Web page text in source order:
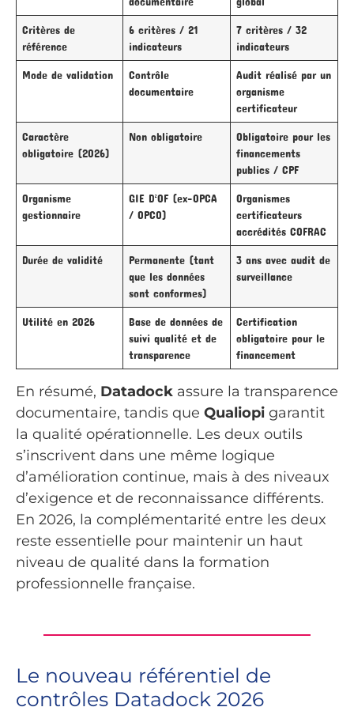
Critères de
référence
6 critères / 21
indicateurs
7 critères / 32
indicateurs
Mode de validation
Contrôle
documentaire
Audit réalisé par un
organisme
certificateur
Caractère
obligatoire (2026)
Non obligatoire
Obligatoire pour les
financements
publics / CPF
Organisme
gestionnaire
GIE D²OF (ex-OPCA
/ OPCO)
Organismes
certificateurs
accrédités COFRAC
Durée de validité
Permanente (tant
que les données
sont conformes)
3 ans avec audit de
surveillance
Utilité en 2026
Base de données de
suivi qualité et de
transparence
Certification
obligatoire pour le
financement
En résumé, Datadock assure la transparence
documentaire, tandis que Qualiopi garantit
la qualité opérationnelle. Les deux outils
s’inscrivent dans une même logique
d’amélioration continue, mais à des niveaux
d’exigence et de reconnaissance différents.
En 2026, la complémentarité entre les deux
reste essentielle pour maintenir un haut
niveau de qualité dans la formation
professionnelle française.
Le nouveau référentiel de
contrôles Datadock 2026